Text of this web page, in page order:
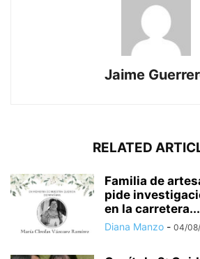
Jaime
RELATED
Familia de
pide
en la carretera...
Diana Manzo - 04/